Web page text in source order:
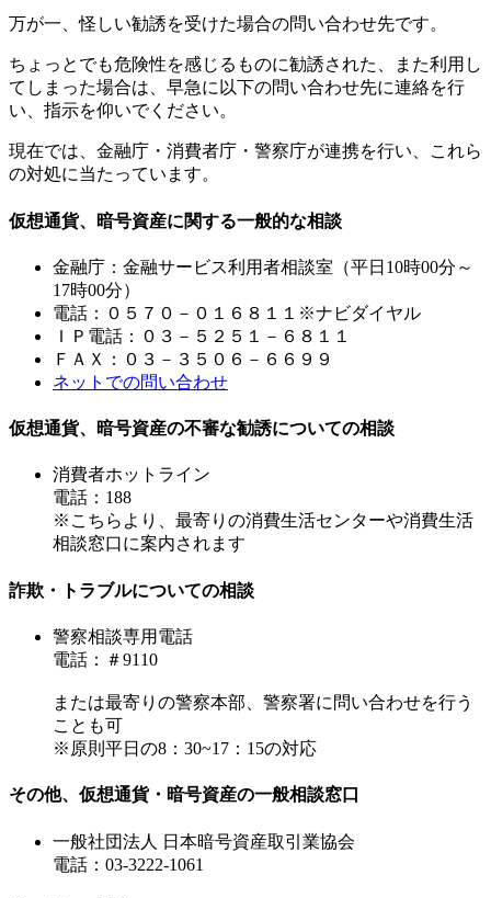
万が一、怪しい勧誘を受けた場合の問い合わせ先です。
ちょっとでも危険性を感じるものに勧誘された、また利用し
てしまった場合は、早急に以下の問い合わせ先に連絡を行
い、指示を仰いでください。
現在では、金融庁・消費者庁・警察庁が連携を行い、これら
の対処に当たっています。
仮想通貨、暗号資産に関する一般的な相談
金融庁：金融サービス利用者相談室（平日10時00分～
17時00分）
電話：０５７０－０１６８１１※ナビダイヤル
ＩＰ電話：０３－５２５１－６８１１
ＦＡＸ：０３－３５０６－６６９９
ネットでの問い合わせ
仮想通貨、暗号資産の不審な勧誘についての相談
消費者ホットライン
電話：188
※こちらより、最寄りの消費生活センターや消費生活
相談窓口に案内されます
詐欺・トラブルについての相談
警察相談専用電話
電話：＃9110
または最寄りの警察本部、警察署に問い合わせを行う
ことも可
※原則平日の8：30~17：15の対応
その他、仮想通貨・暗号資産の一般相談窓口
一般社団法人 日本暗号資産取引業協会
電話：03-3222-1061